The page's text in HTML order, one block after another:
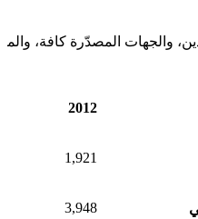
والجهات المصدّرة كافة،
2012
1,921
3,948